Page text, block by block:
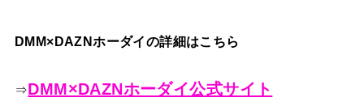
DMM×DAZNホーダイの詳細はこちら
⇒DMM×DAZNホーダイ公式サイト